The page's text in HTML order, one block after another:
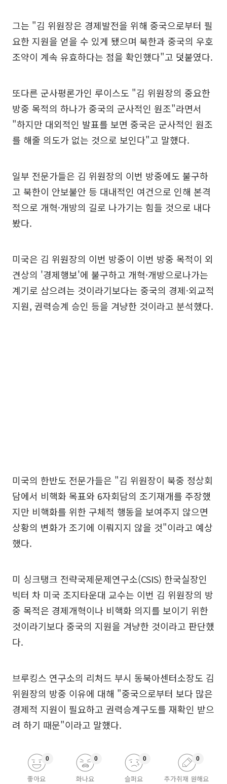
그는 "김 위원장은 경제발전을 위해 중국으로부터 필
요한 지원을 얻을 수 있게 됐으며 북한과 중국의 우호
조약이 계속 유효하다는 점을 확인했다"고 덧붙였다.
또다른 군사평론가인 루이스도 "김 위원장의 중요한
방중 목적의 하나가 중국의 군사적인 원조"라면서
"하지만 대외적인 발표를 보면 중국은 군사적인 원조
를 해줄 의도가 없는 것으로 보인다"고 말했다.
일부 전문가들은 김 위원장의 이번 방중에도 불구하
고 북한이 안보불안 등 대내적인 여건으로 인해 본격
적으로 개혁·개방의 길로 나가기는 힘들 것으로 내다
봤다.
미국은 김 위원장의 이번 방중이 이번 방중 목적이 외
견상의 '경제행보'에 불구하고 개혁·개방으로나가는
계기로 삼으려는 것이라기보다는 중국의 경제·외교적
지원, 권력승계 승인 등을 겨냥한 것이라고 분석했다.
미국의 한반도 전문가들은 "김 위원장이 북중 정상회
담에서 비핵화 목표와 6자회담의 조기재개를 주장했
지만 비핵화를 위한 구체적 행동을 보여주지 않으면
상황의 변화가 조기에 이뤄지지 않을 것"이라고 예상
했다.
미 싱크탱크 전략국제문제연구소(CSIS) 한국실장인
빅터 차 미국 조지타운대 교수는 이번 김 위원장의 방
중 목적은 경제개혁이나 비핵화 의지를 보이기 위한
것이라기보다 중국의 지원을 겨냥한 것이라고 판단했
다.
브루킹스 연구소의 리처드 부시 동북아센터소장도 김
위원장의 방중 이유에 대해 "중국으로부터 보다 많은
경제적 지원이 필요하고 권력승계구도를 재확인 받으
려 하기 때문"이라고 말했다.
좋아요
0
화나요
0
슬퍼요
0
추가취재 원해요
0